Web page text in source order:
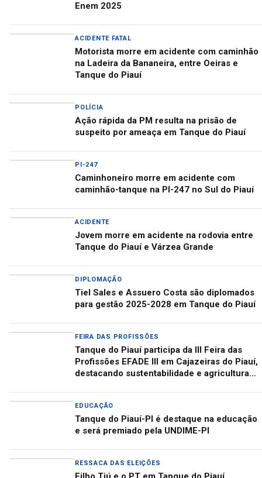
Enem 2025
ACIDENTE FATAL
Motorista morre em acidente com caminhão
na Ladeira da Bananeira, entre Oeiras e
Tanque do Piauí
POLÍCIA
Ação rápida da PM resulta na prisão de
suspeito por ameaça em Tanque do Piauí
PI-247
Caminhoneiro morre em acidente com
caminhão-tanque na PI-247 no Sul do Piauí
ACIDENTE
Jovem morre em acidente na rodovia entre
Tanque do Piauí e Várzea Grande
DIPLOMAÇÃO
Tiel Sales e Assuero Costa são diplomados
para gestão 2025-2028 em Tanque do Piauí
FEIRA DAS PROFISSÕES
Tanque do Piauí participa da III Feira das
Profissões EFADE III em Cajazeiras do Piauí,
destacando sustentabilidade e agricultura
EDUCAÇÃO
Tanque do Piauí-PI é destaque na educação
e será premiado pela UNDIME-PI
RESSACA DAS ELEIÇÕES